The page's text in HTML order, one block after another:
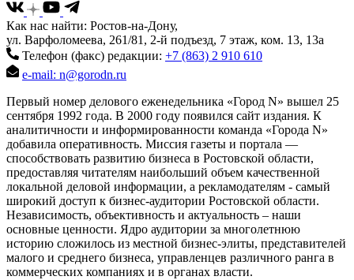
Как нас найти: Ростов-на-Дону,
ул. Варфоломеева, 261/81, 2-й подъезд, 7 этаж, ком. 13, 13а
Телефон (факс) редакции: +7 (863) 2 910 610
e-mail: n@gorodn.ru
Первый номер делового еженедельника «Город N» вышел 25
сентября 1992 года. В 2000 году появился сайт издания. К
аналитичности и информированности команда «Города N»
добавила оперативность. Миссия газеты и портала —
способствовать развитию бизнеса в Ростовской области,
предоставляя читателям наибольший объем качественной
локальной деловой информации, а рекламодателям - самый
широкий доступ к бизнес-аудитории Ростовской области.
Независимость, объективность и актуальность – наши
основные ценности. Ядро аудитории за многолетнюю
историю сложилось из местной бизнес-элиты, представителей
малого и среднего бизнеса, управленцев различного ранга в
коммерческих компаниях и в органах власти.